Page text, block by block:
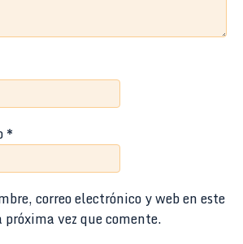
*
correo electrónico y web en este
vez que comente.